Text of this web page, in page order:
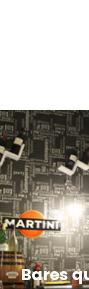
Bares